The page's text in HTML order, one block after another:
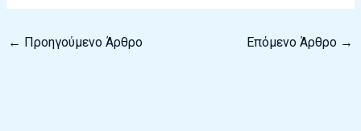
← Προηγούμενο Άρθρο Επόμενο Άρθρο →